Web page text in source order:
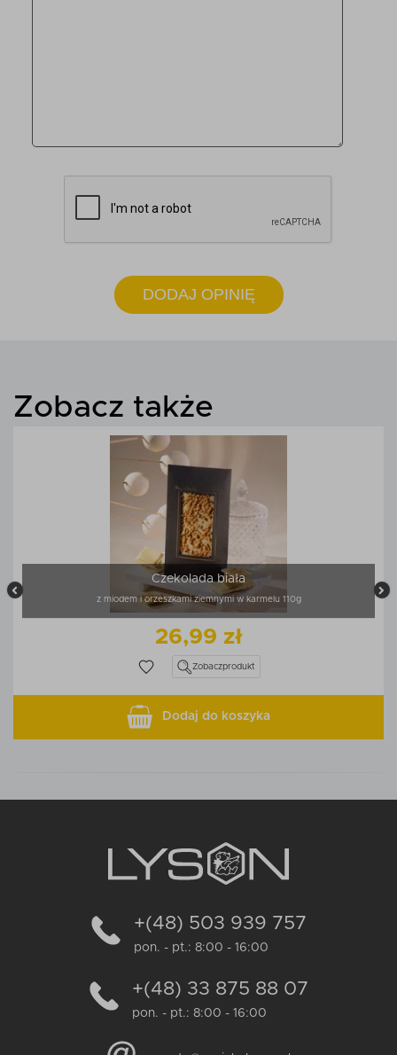
DODAJ OPINIĘ
Zobacz także
Czekolada biała
z miodem i orzeszkami ziemnymi w karmelu 110g
26,99 zł
Zobaczprodukt
Dodaj do koszyka
+(48) 503 939 757
pon. - pt.: 8:00 - 16:00
+(48) 33 875 88 07
pon. - pt.: 8:00 - 16:00